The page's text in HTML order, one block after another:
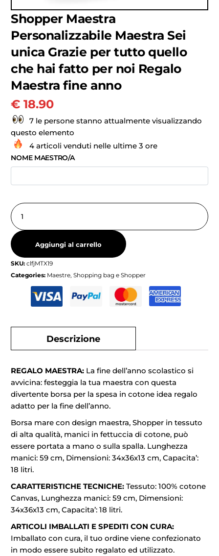
Shopper Maestra
Personalizzabile Maestra Sei
unica Grazie per tutto quello
che hai fatto per noi Regalo
Maestra fine anno
€ 18.90
7 le persone stanno attualmente visualizzando
questo elemento
4 articoli venduti nelle ultime 3 ore
NOME MAESTRO/A
Aggiungi al carrello
SKU:clfjMTX19
Categories: Maestre,Shopping bag e Shopper
Descrizione
REGALO MAESTRA: La fine dell’anno scolastico si
avvicina: festeggia la tua maestra con questa
divertente borsa per la spesa in cotone idea regalo
adatto per la fine dell’anno.
Borsa mare con design maestra, Shopper in tessuto
di alta qualità, manici in fettuccia di cotone, può
essere portata a mano o sulla spalla. Lunghezza
manici: 59 cm, Dimensioni: 34x36x13 cm, Capacita’:
18 litri.
CARATTERISTICHE TECNICHE:Tessuto: 100% cotone
Canvas, Lunghezza manici: 59 cm, Dimensioni:
34x36x13 cm, Capacita’: 18 litri.
ARTICOLI IMBALLATI E SPEDITI CON CURA:
Imballato con cura, il tuo ordine viene confezionato
in modo essere subito regalato ed utilizzato.